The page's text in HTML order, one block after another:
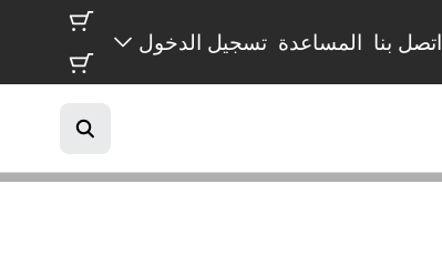
اتصل بنا المساعدة تسجيل الدخول